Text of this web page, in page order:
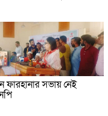
ফারহানার সভায় নেই